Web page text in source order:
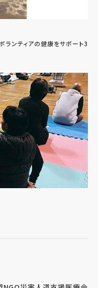
ランティアの健康をサポート3